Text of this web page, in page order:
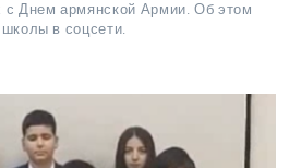
с Днем армянской Армии. Об этом
в соцсети.